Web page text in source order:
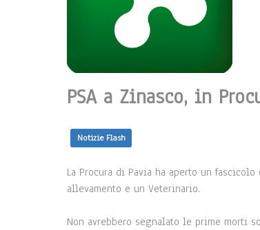
PSA a Zinasco, in
Notizie Flash
La Procura di Pavia ha aperto un
allevamento e un Veterinario.
Non avrebbero segnalato le prime morti